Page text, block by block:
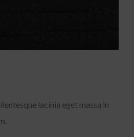
lacinia eget massa in